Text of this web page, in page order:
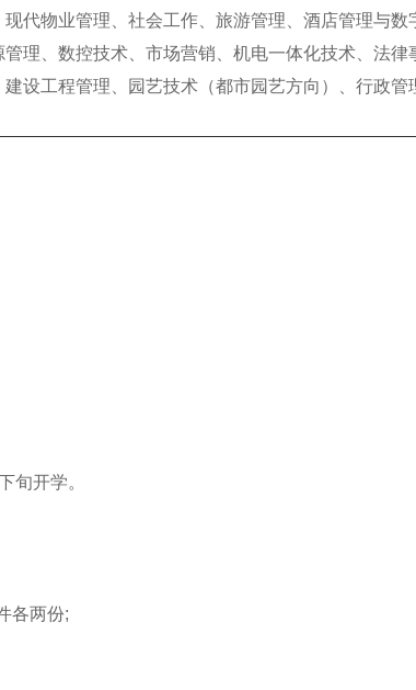
代物业管理、社会工作、旅游管理、酒店管理与数
理、数控技术、市场营销、机电一体化技术、法律
设工程管理、园艺技术（都市园艺方向）、行政管
开学。
各两份;